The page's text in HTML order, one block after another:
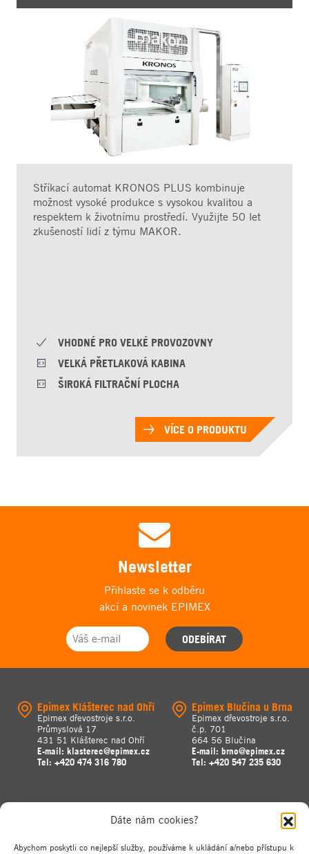
Dáte nám cookies?
Abychom poskytli co nejlepší služby, používáme k ukládání a/nebo přístupu k
Stříkací automat KRONOS PLUS kombinuje
možnost vysoké produkce s vysokou kvalitou a
respektem k životnímu prostředí. Využijte 50 let
zkušeností lidí z týmu MAKOR.
VHODNÉ PRO VELKÉ PROVOZOVNY
VELKÁ PŘETLAKOVÁ KABINA
ŠIROKÁ FILTRAČNÍ PLOCHA
VÍCE O PRODUKTU
Newsletter
Přihlaste se k odběru
akcí a novinek EPIMEX
ODEBÍRAT
Epimex Klášterec nad Ohří
Epimex dřevostroje s.r.o.
Průmyslová 17
431 51 Klášterec nad Ohří
E-mail: klasterec@epimex.cz
Tel: +420 474 316 780
Epimex Blučina u Brna
Epimex dřevostroje s.r.o.
č.p. 701
664 56 Blučina
E-mail: brno@epimex.cz
Tel: +420 547 235 630